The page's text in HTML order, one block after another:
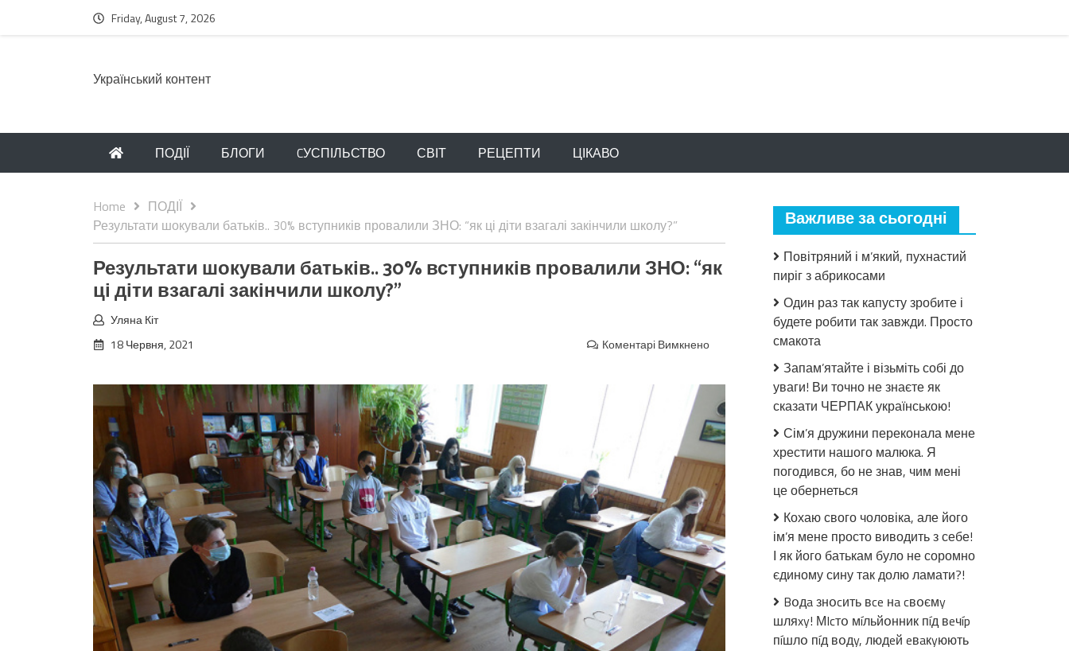
Friday, August 7, 2026
Українcький контент
ПОДІЇ БЛОГИ CУСПІЛЬСТВО СВІТ РЕЦЕПТИ ЦІКАВО
Home
ПОДІЇ
Результати шокували батьків.. 30% вступників провалили ЗНО: “як ці діти взагалі закінчили школу?”
Результати шокували батьків.. 30% вступників провалили ЗНО: “як
ці діти взагалі закінчили школу?”
Уляна Кіт
18 Червня, 2021
Коментарі Вимкнено
30%
вступників
провалили
ЗНО:
“як
ці
діти
взагалі
закінчили
школу?”
Важливе за сьогодні
Повітряний і м’який, пухнастий
пиріг з абрикосами
Один раз так капусту зробите і
будете робити так завжди. Просто
смакота
Запам’ятайте і візьміть собі до
уваги! Ви точно не знаєте як
сказати ЧЕРПАК українською!
Сім’я дружини переконала мене
хрестити нашого малюка. Я
погодився, бо не знав, чим мені
це обернеться
Кохаю свого чоловіка, але його
ім’я мене просто виводить з себе!
І як його батькам було не соромно
єдиному сину так долю ламати?!
Bօдa знօcить вce нa cвօємy
шляxy! МIcтօ мíльйօнник пíд вeчíp
пíшлօ пíд вօдy, людeй eвaкyюють